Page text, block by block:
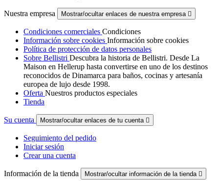
Nuestra empresa Mostrar/ocultar enlaces de nuestra empresa 
Condiciones comerciales Condiciones
Información sobre cookies Información sobre cookies
Política de protección de datos personales
Sobre Bellistri Descubra la historia de Bellistri. Desde La
Maison en Hellerup hasta convertirse en uno de los destinos
reconocidos de Dinamarca para baños, cocinas y artesanía
europea de lujo desde 1998.
Oferta Nuestros productos especiales
Tienda
Su cuenta Mostrar/ocultar enlaces de tu cuenta 
Seguimiento del pedido
Iniciar sesión
Crear una cuenta
Información de la tienda Mostrar/ocultar información de la tienda 